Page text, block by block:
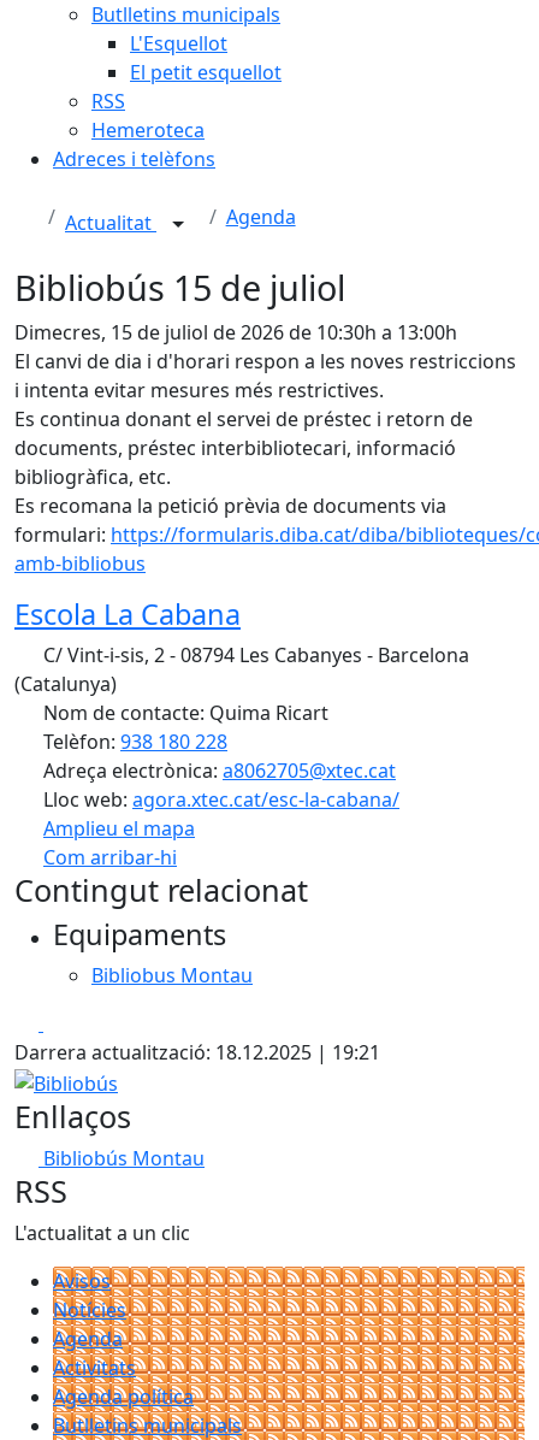
Butlletins municipals
L'Esquellot
El petit esquellot
RSS
Hemeroteca
Adreces i telèfons
Actualitat Agenda
Bibliobús 15 de juliol
Dimecres, 15 de juliol de 2026 de 10:30h a 13:00h
El canvi de dia i d'horari respon a les noves restriccions
i intenta evitar mesures més restrictives.
Es continua donant el servei de préstec i retorn de
documents, préstec interbibliotecari, informació
bibliogràfica, etc.
Es recomana la petició prèvia de documents via
formulari: https://formularis.diba.cat/diba/biblioteques/
amb-bibliobus
Escola La Cabana
C/ Vint-i-sis, 2 - 08794 Les Cabanyes - Barcelona
(Catalunya)
Nom de contacte: Quima Ricart
Telèfon: 938 180 228
Adreça electrònica: a8062705@xtec.cat
Lloc web: agora.xtec.cat/esc-la-cabana/
Amplieu el mapa
Com arribar-hi
+
Contingut relacionat
Equipaments
Bibliobus Montau
Darrera actualització: 18.12.2025 | 19:21
Bibliobús
Enllaços
Bibliobús Montau
RSS
L'actualitat a un clic
Avisos
Notícies
Agenda
Activitats
Agenda política
Butlletins municipals